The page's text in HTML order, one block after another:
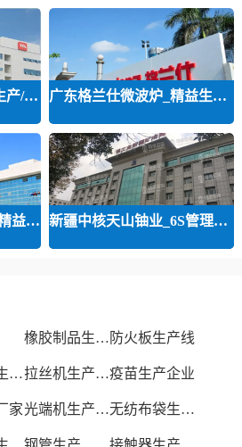
广东TCL多媒体_精益生产/精益品质/ 广东格兰仕微波炉_精益生产等咨询
长沙威胜集团有限公司精益运营 新疆中核天山铀业_6S管理和精益管
橡胶制品生产厂 防火板生产线
磨料磨具生产厂家 拉丝机生产厂家疫苗生产企业
家 光端机生产厂家 无纺布袋生产厂家